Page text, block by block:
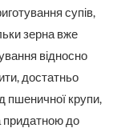
супів,
зерна вже
відносно
достатньо
пшеничної крупи,
придатною до